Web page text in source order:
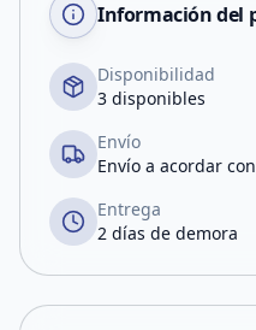
Información del
Disponibilidad
3 disponibles
Envío
Envío a acordar
Entrega
2 días de demora